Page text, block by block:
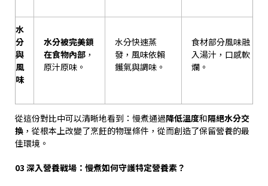
水
分
與
風
味
水分被完美鎖
在食物內部 ，
原汁原味。
水分快速蒸
發，風味依賴
鑊氣與調味。
食材部分風味融
入湯汁，口感軟
爛。
從這份對比中可以清晰地看到：慢煮通過降低溫度和隔絕水分交
換 ，從根本上改變了烹飪的物理條件，從而創造了保留營養的最
佳環境。
03 深入營養戰場：慢煮如何守護特定營養素？